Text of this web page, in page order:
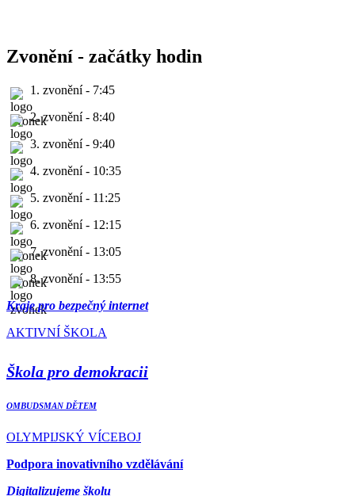
Zvonění - začátky hodin
1. zvonění - 7:45
2. zvonění - 8:40
3. zvonění - 9:40
4. zvonění - 10:35
5. zvonění - 11:25
6. zvonění - 12:15
7. zvonění - 13:05
8. zvonění - 13:55
Kraje pro bezpečný internet
AKTIVNÍ ŠKOLA
Škola pro demokracii
OMBUDSMAN DĚTEM
OLYMPIJSKÝ VÍCEBOJ
Podpora inovativního vzdělávání
Digitalizujeme školu